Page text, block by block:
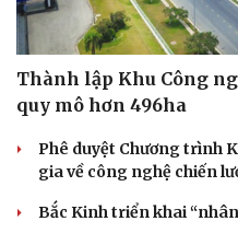
Thành lập Khu Công
quy mô hơn 496ha
Phê duyệt Chương trình
gia về công nghệ chiến
Bắc Kinh triển khai